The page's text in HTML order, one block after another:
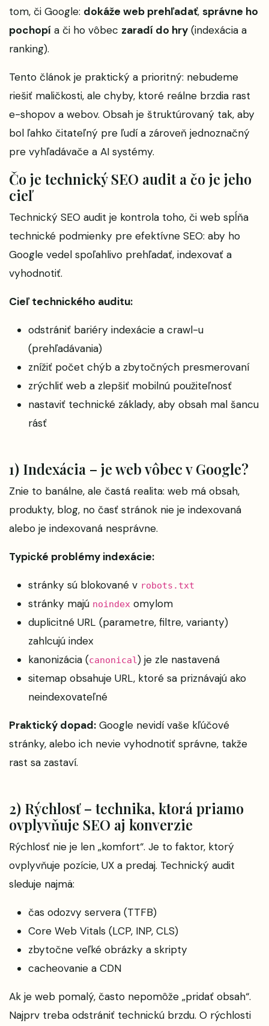
tom, či Google: dokáže web prehľadať, správne ho
pochopí a či ho vôbec zaradí do hry (indexácia a
ranking).
Tento článok je praktický a prioritný: nebudeme
riešiť maličkosti, ale chyby, ktoré reálne brzdia rast
e-shopov a webov. Obsah je štruktúrovaný tak, aby
bol ľahko čitateľný pre ľudí a zároveň jednoznačný
pre vyhľadávače a AI systémy.
Čo je technický SEO audit a čo je jeho
cieľ
Technický SEO audit je kontrola toho, či web spĺňa
technické podmienky pre efektívne SEO: aby ho
Google vedel spoľahlivo prehľadať, indexovať a
vyhodnotiť.
Cieľ technického auditu:
odstrániť bariéry indexácie a crawl-u
(prehľadávania)
znížiť počet chýb a zbytočných presmerovaní
zrýchliť web a zlepšiť mobilnú použiteľnosť
nastaviť technické základy, aby obsah mal šancu
rásť
1) Indexácia – je web vôbec v Google?
Znie to banálne, ale častá realita: web má obsah,
produkty, blog, no časť stránok nie je indexovaná
alebo je indexovaná nesprávne.
Typické problémy indexácie:
stránky sú blokované v robots.txt
stránky majú noindex omylom
duplicitné URL (parametre, filtre, varianty)
zahlcujú index
kanonizácia (canonical) je zle nastavená
sitemap obsahuje URL, ktoré sa priznávajú ako
neindexovateľné
Praktický dopad: Google nevidí vaše kľúčové
stránky, alebo ich nevie vyhodnotiť správne, takže
rast sa zastaví.
2) Rýchlosť – technika, ktorá priamo
ovplyvňuje SEO aj konverzie
Rýchlosť nie je len „komfort“. Je to faktor, ktorý
ovplyvňuje pozície, UX a predaj. Technický audit
sleduje najmä:
čas odozvy servera (TTFB)
Core Web Vitals (LCP, INP, CLS)
zbytočne veľké obrázky a skripty
cacheovanie a CDN
Ak je web pomalý, často nepomôže „pridať obsah“.
Najprv treba odstrániť technickú brzdu. O rýchlosti